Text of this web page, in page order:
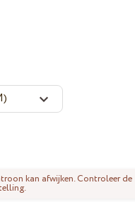
kan afwijken. Controleer de